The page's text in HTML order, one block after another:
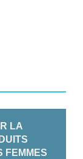
LA
FEMMES